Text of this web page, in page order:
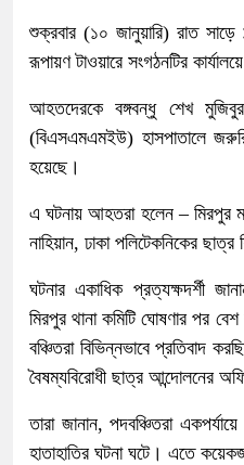
শুক্রবার (১০ জানুয়ারি) রাত সাড়ে
রূপায়ণ টাওয়ারে সংগঠনটির
আহতদেরকে বঙ্গবন্ধু শেখ মুজিবুর
(বিএসএমএমইউ) হাসপাতালে জরুরি
হয়েছে।
এ ঘটনায় আহতরা হলেন – মিরপুর
নাহিয়ান, ঢাকা পলিটেকনিকের ছাত্র
ঘটনার একাধিক প্রত্যক্ষদর্শী
মিরপুর থানা কমিটি ঘোষণার পর
বঞ্চিতরা বিভিন্নভাবে প্রতিবাদ
বৈষম্যবিরোধী ছাত্র আন্দোলনের
তারা জানান, পদবঞ্চিতরা
হাতাহাতির ঘটনা ঘটে। এতে